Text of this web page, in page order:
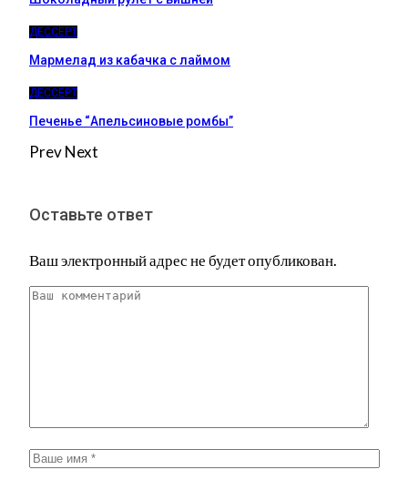
ДЕССЕРТ
Мармелад из кабачка с лаймом
ДЕССЕРТ
Печенье “Апельсиновые ромбы”
PrevNext
Оставьте ответ
Ваш электронный адрес не будет опубликован.